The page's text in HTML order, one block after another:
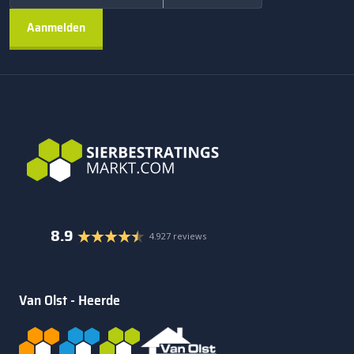
8.9 4.927 reviews
Van Olst - Heerde